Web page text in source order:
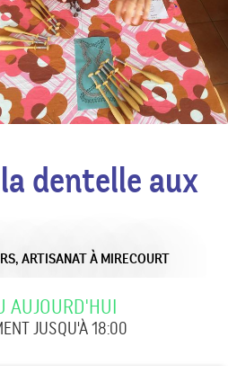
dentelle aux
ARTISANATÀ MIRECOURT
AUJOURD'HUI
JUSQU'À 18:00